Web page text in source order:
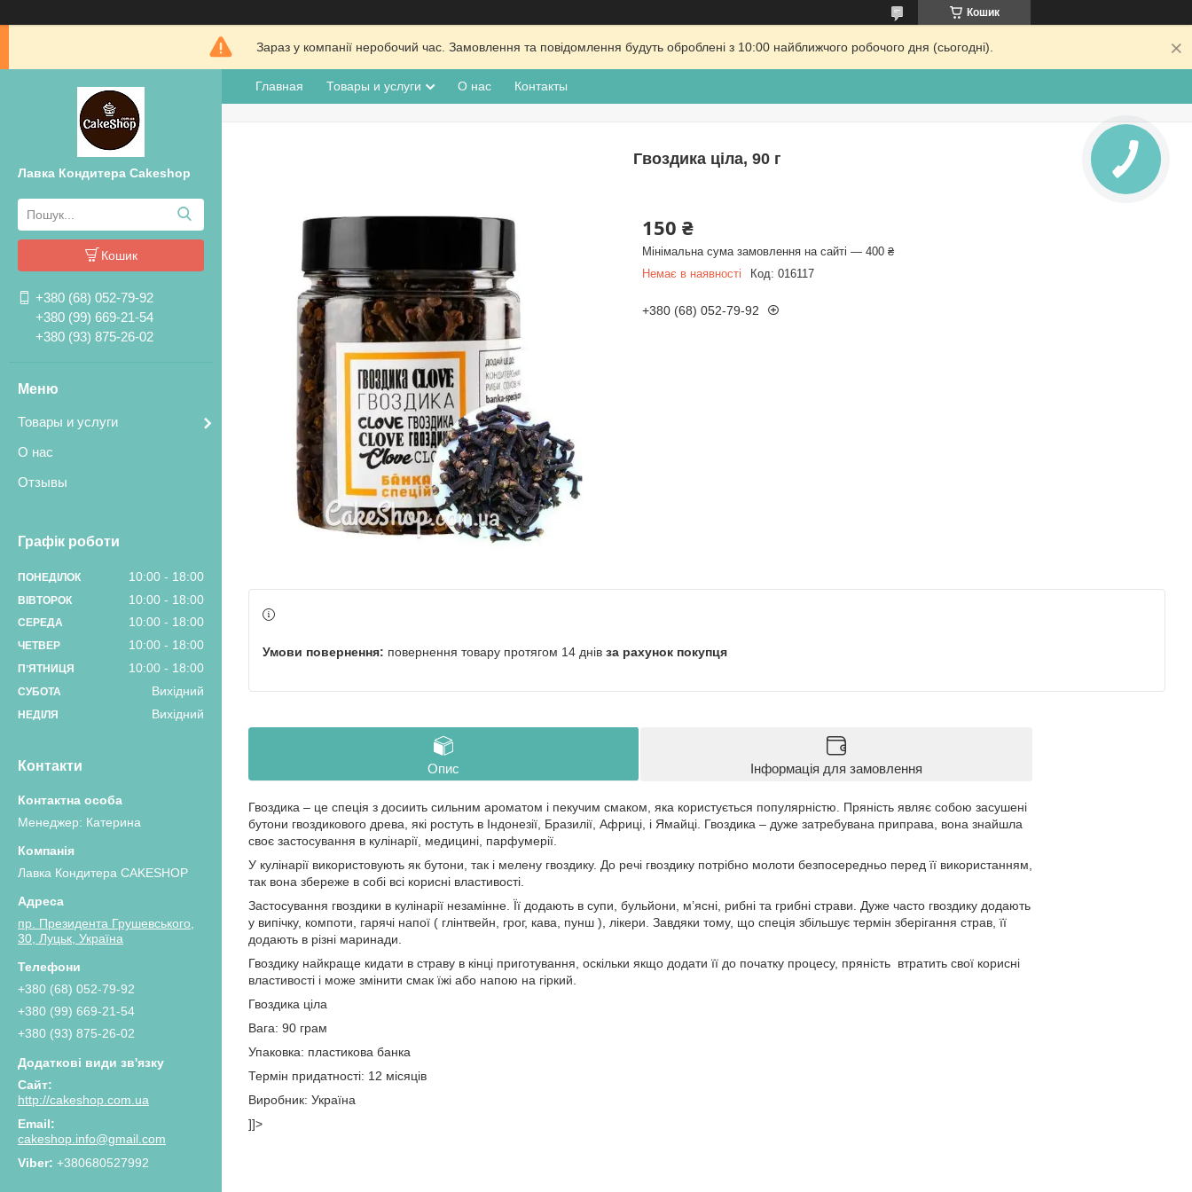
Кошик
Зараз у компанії неробочий час. Замовлення та повідомлення будуть оброблені з 10:00 найближчого робочого дня (сьогодні).
Лавка Кондитера Cakeshop
Кошик
+380 (68) 052-79-92
+380 (99) 669-21-54
+380 (93) 875-26-02
Товары и услуги
О нас
Отзывы
Графік роботи
ПОНЕДІЛОК 10:00 18:00
ВІВТОРОК 10:00 18:00
СЕРЕДА 10:00 18:00
ЧЕТВЕР 10:00 18:00
ПʼЯТНИЦЯ 10:00 18:00
СУБОТА Вихідний
НЕДІЛЯ Вихідний
Контакти
Менеджер: Катерина
Лавка Кондитера CAKESHOP
пр. Президента Грушевського,
30, Луцьк, Україна
+380 (68) 052-79-92
+380 (99) 669-21-54
+380 (93) 875-26-02
http://cakeshop.com.ua
cakeshop.info@gmail.com
+380680527992
Главная Товары и услуги О нас Контакты
Гвоздика ціла, 90 г
150 ₴
Мінімальна сума замовлення на сайті — 400 ₴
Немає в наявності
Код: 016117
+380 (68) 052-79-92
повернення товару протягом 14 днів за рахунок покупця
Опис Інформація для замовлення
Гвоздика – це спеція з досиить сильним ароматом і пекучим смаком, яка користується популярністю. Пряність являє собою засушені
бутони гвоздикового древа, які ростуть в Індонезії, Бразилії, Африці, і Ямайці. Гвоздика – дуже затребувана приправа, вона знайшла
своє застосування в кулінарії, медицині, парфумерії.
У кулінарії використовують як бутони, так і мелену гвоздику. До речі гвоздику потрібно молоти безпосередньо перед її використанням,
так вона збереже в собі всі корисні властивості.
Застосування гвоздики в кулінарії незамінне. Її додають в супи, бульйони, м’ясні, рибні та грибні страви. Дуже часто гвоздику додають
у випічку, компоти, гарячі напої ( глінтвейн, грог, кава, пунш ), лікери. Завдяки тому, що спеція збільшує термін зберігання страв, її
додають в різні маринади.
Гвоздику найкраще кидати в страву в кінці приготування, оскільки якщо додати її до початку процесу, пряність втратить свої корисні
властивості і може змінити смак їжі або напою на гіркий.
Гвоздика ціла
Вага: 90 грам
Упаковка: пластикова банка
Термін придатності: 12 місяців
Виробник: Україна
]]>